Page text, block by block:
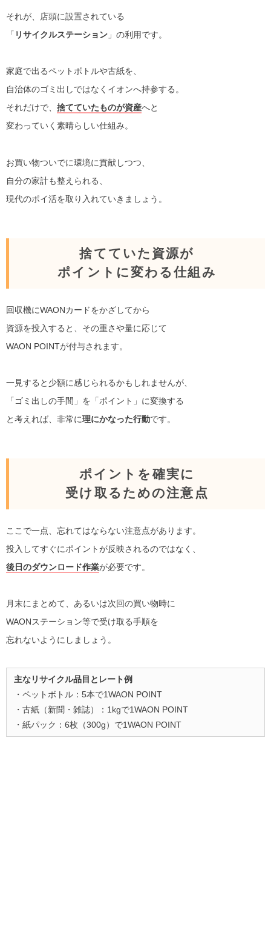
それが、店頭に設置されている
「 リサイクルステーション 」の利用です。
家庭で出るペットボトルや古紙を、
自治体のゴミ出しではなくイオンへ持参する。
それだけで、 捨てていたものが資産へと
変わっていく素晴らしい仕組み。
お買い物ついでに環境に貢献しつつ、
自分の家計も整えられる、
現代のポイ活を取り入れていきましょう。
捨てていた資源が
ポイントに変わる仕組み
回収機にWAONカードをかざしてから
資源を投入すると、その重さや量に応じて
WAON POINTが付与されます。
一見すると少額に感じられるかもしれませんが、
「ゴミ出しの手間」を「ポイント」に変換する
と考えれば、非常に理にかなった行動です。
ポイントを確実に
受け取るための注意点
ここで一点、忘れてはならない注意点があります。
投入してすぐにポイントが反映されるのではなく、
後日のダウンロード作業が必要です。
月末にまとめて、あるいは次回の買い物時に
WAONステーション等で受け取る手順を
忘れないようにしましょう。
主なリサイクル品目とレート例
・ペットボトル：5本で1WAON POINT
・古紙（新聞・雑誌）：1kgで1WAON POINT
・紙パック：6枚（300g）で1WAON POINT